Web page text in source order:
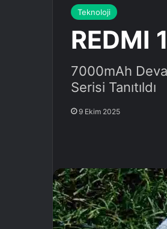
Teknoloji
REDMI
7000mAh
Serisi Tanıtıldı
9 Ekim 2025